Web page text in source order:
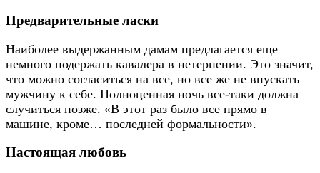
Предварительные ласки
Наиболее выдержанным дамам предлагается еще
немного подержать кавалера в нетерпении. Это значит,
что можно согласиться на все, но все же не впускать
мужчину к себе. Полноценная ночь все-таки должна
случиться позже. «В этот раз было все прямо в
машине, кроме… последней формальности».
Настоящая любовь